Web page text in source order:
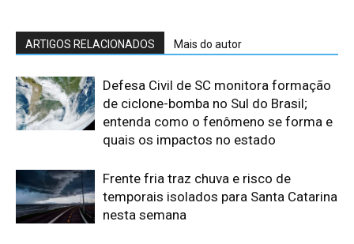
ARTIGOS RELACIONADOS Mais do autor
Defesa Civil de SC monitora formação
de ciclone-bomba no Sul do Brasil;
entenda como o fenômeno se forma e
quais os impactos no estado
Frente fria traz chuva e risco de
temporais isolados para Santa Catarina
nesta semana